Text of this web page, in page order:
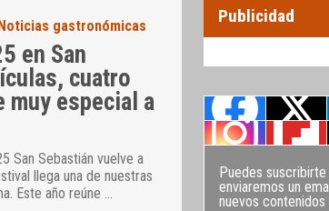
gastronómicas
en San
cuatro
muy especial a
San Sebastián vuelve a
llega una de nuestras
Este año reúne …
Publicidad
Puedes
enviaremos un
nuevos contenidos